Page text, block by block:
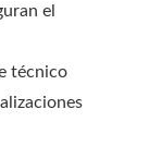
el
técnico